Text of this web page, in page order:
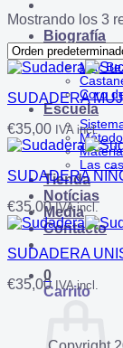
Biografía
Conciertos
Mar
Coro
Escuela
Las
Tienda
Notícias
Media
Contacto
0
Carrito
Mostrando los 3
SUDADERA
€35,00 IVA incl.
SUDADERA
€35,00 IVA incl.
SUDADERA
€35,00 IVA incl.